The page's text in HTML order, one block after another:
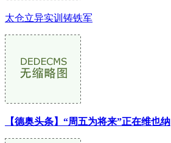
太仓立异实训铸铁军
【德奥头条】“周五为将来”正在维也纳